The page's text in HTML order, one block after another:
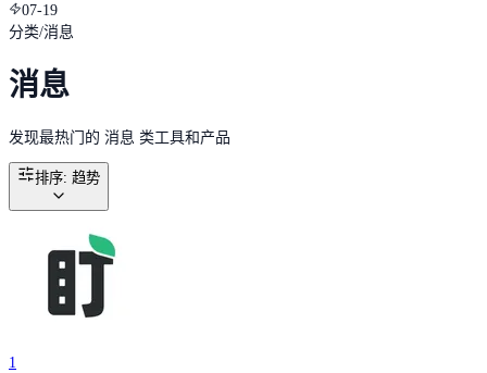
07-19
分类/消息
消息
发现最热门的 消息 类工具和产品
排序: 趋势
1